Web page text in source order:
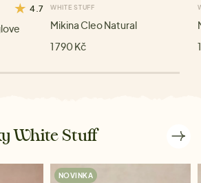
4.7 WHITE STUFF
Mikina Cleo Natural
1 790 Kč
White Stuff
NOVINKA